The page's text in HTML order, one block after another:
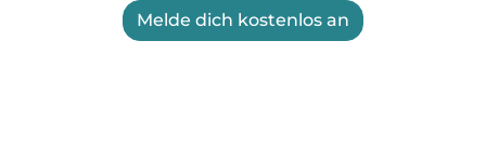
Melde dich kostenlos an